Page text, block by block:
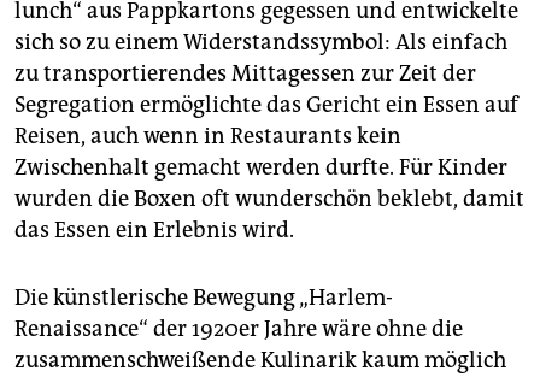
lunch“ aus Pappkartons gegessen und entwickelte
sich so zu einem Widerstandssymbol: Als einfach
zu transportierendes Mittagessen zur Zeit der
Segregation ermöglichte das Gericht ein Essen auf
Reisen, auch wenn in Restaurants kein
Zwischenhalt gemacht werden durfte. Für Kinder
wurden die Boxen oft wunderschön beklebt, damit
das Essen ein Erlebnis wird.
Die künstlerische Bewegung „Harlem-
Renaissance“ der 1920er Jahre wäre ohne die
zusammenschweißende Kulinarik kaum möglich